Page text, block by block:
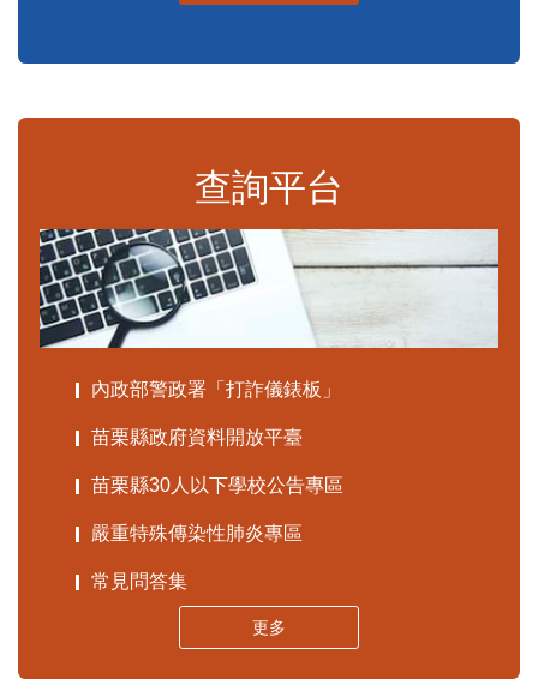
查詢平台
內政部警政署「打詐儀錶板」
苗栗縣政府資料開放平臺
苗栗縣30人以下學校公告專區
嚴重特殊傳染性肺炎專區
常見問答集
更多